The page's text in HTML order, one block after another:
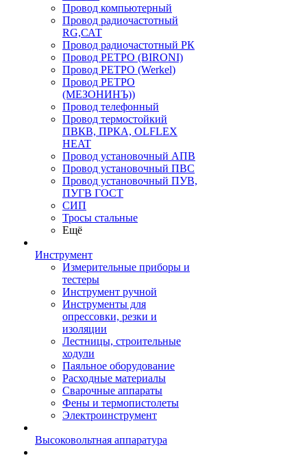
Провод компьютерный
Провод радиочастотный
RG,САТ
Провод радиочастотный РК
Провод РЕТРО (BIRONI)
Провод РЕТРО (Werkel)
Провод РЕТРО
(МЕЗОНИНЪ))
Провод телефонный
Провод термостойкий
ПВКВ, ПРКА, OLFLEX
HEAT
Провод установочный АПВ
Провод установочный ПВС
Провод установочный ПУВ,
ПУГВ ГОСТ
СИП
Тросы стальные
Ещё
Инструмент
Измерительные приборы и
тестеры
Инструмент ручной
Инструменты для
опрессовки, резки и
изоляции
Лестницы, строительные
ходули
Паяльное оборудование
Расходные материалы
Сварочные аппараты
Фены и термопистолеты
Электроинструмент
Высоковольтная аппаратура